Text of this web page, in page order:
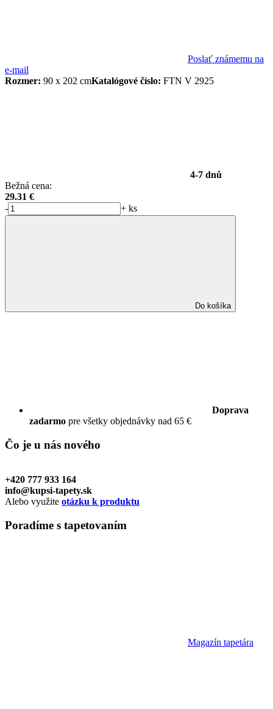
Poslať známemu na
e-mail
Rozmer: 90 x 202 cmKatalógové číslo: FTN V 2925
4-7 dnů
Bežná cena:
29.31 €
-
+ ks
Do košíka
Doprava
zadarmo pre všetky objednávky nad 65 €
Čo je u nás nového
+420 777 933 164
info@kupsi-tapety.sk
Alebo využite otázku k produktu
Poradíme s tapetovaním
Magazín tapetára